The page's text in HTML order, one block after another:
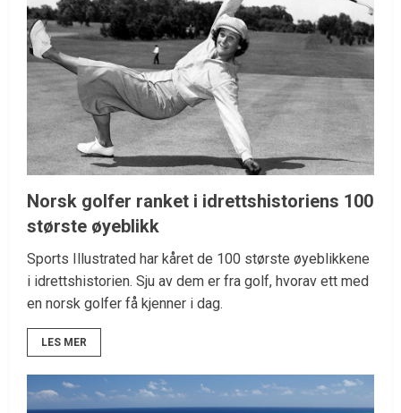
Norsk golfer ranket i idrettshistoriens 100
største øyeblikk
Sports Illustrated har kåret de 100 største øyeblikkene
i idrettshistorien. Sju av dem er fra golf, hvorav ett med
en norsk golfer få kjenner i dag.
LES MER